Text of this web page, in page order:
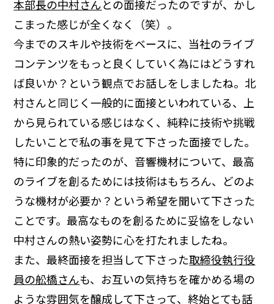
本部長の中村さんとの面接だったのですが、かし
こまった感じが全くなく（笑）。
今までのスキルや技術をベースに、当社のライブ
コンテンツをもっと良くしていく為にはどうすれ
ば良いか？という観点でお話しをしましたね。北
村さんと同じく一般的に面接といわれている、上
から見られている感じはなく、純粋に技術や挑戦
したいことで私の事を見て下さった面接でした。
特に印象的だったのが、音響機材について、最高
のライブを創るためには技術はもちろん、どのよ
うな機材が必要か？という希望を聞いて下さった
ことです。最高なものを創るために妥協をしない
中村さんの熱い姿勢に心を打たれましたね。
また、最終面接を担当して下さった取締役執行役
員の舩橋さんも、お互いの気持ちを確かめる場の
ような雰囲気を醸成して下さって、終始とても話